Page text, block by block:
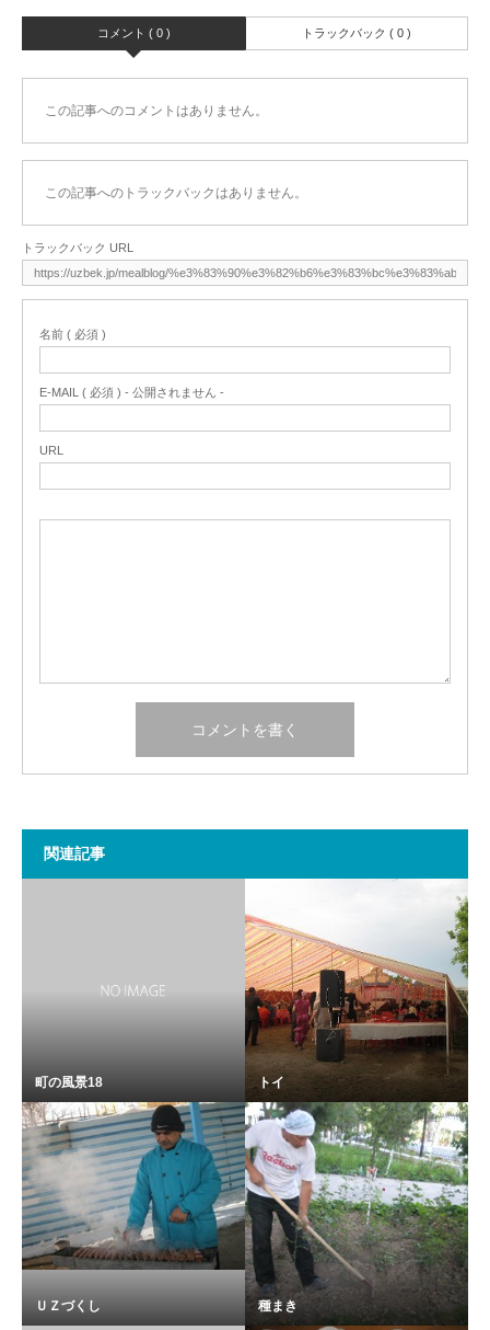
コメント ( 0 ) トラックバック ( 0 )
この記事へのコメントはありません。
この記事へのトラックバックはありません。
トラックバック URL
名前 ( 必須 )
E-MAIL ( 必須 ) - 公開されません -
URL
関連記事
町の風景18 トイ
ＵＺづくし 種まき